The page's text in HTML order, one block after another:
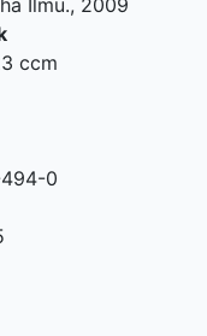
Ilmu., 2009
ccm
0